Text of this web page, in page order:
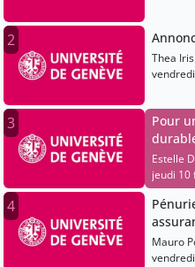
2
Thea
3
Pour
de
Estelle
jeudi 10
4
primes
Mauro
Mae